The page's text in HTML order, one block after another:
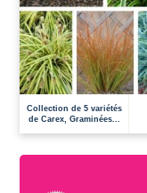
Collection de 5 variétés
de Carex, Graminées...